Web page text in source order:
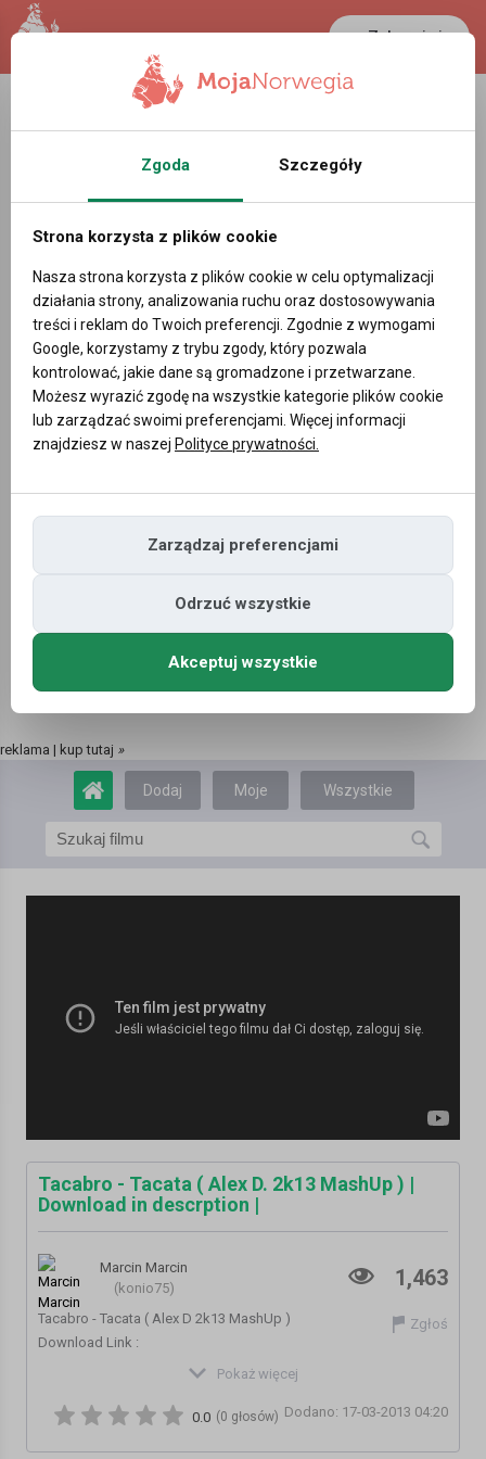
Zaloguj się
reklama | kup tutaj »
Dodaj Moje Wszystkie
Tacabro - Tacata ( Alex D. 2k13 MashUp ) |
Download in descrption |
Marcin Marcin
(konio75)
1,463
Zgłoś
Tacabro - Tacata ( Alex D 2k13 MashUp )
Download Link :
http://www64.zippyshare.com/v/12031798/file.html
Pokaż więcej
Dodano: 17-03-2013 04:20
(0 głosów)
0.0
Zgoda Szczegóły
Strona korzysta z plików cookie
Nasza strona korzysta z plików cookie w celu optymalizacji
działania strony, analizowania ruchu oraz dostosowywania
treści i reklam do Twoich preferencji. Zgodnie z wymogami
Google, korzystamy z trybu zgody, który pozwala
kontrolować, jakie dane są gromadzone i przetwarzane.
Możesz wyrazić zgodę na wszystkie kategorie plików cookie
lub zarządzać swoimi preferencjami. Więcej informacji
znajdziesz w naszej Polityce prywatności.
Zarządzaj preferencjami
Odrzuć wszystkie
Akceptuj wszystkie